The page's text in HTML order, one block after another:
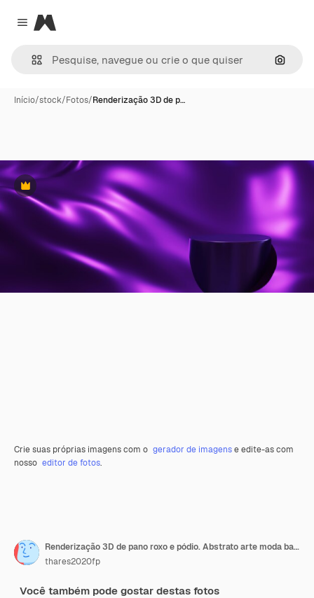
Close menu
Magnific
Início/stock/Fotos/Renderização 3D de p…
Premium
Crie suas próprias imagens com o gerador de imagense edite-as com
nosso editor de fotos.
Renderização 3D de pano roxo e pódio. Abstrato arte moda base. Vitrine de plataforma de palco de cena, produto, apresentação, cosmético no pódio.
thares2020fp
Você também pode gostar destas fotos